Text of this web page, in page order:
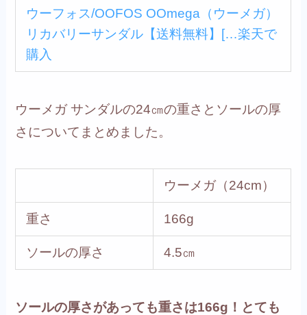
ウーフォス/OOFOS OOmega（ウーメガ）
リカバリーサンダル【送料無料】[…楽天で
購入
ウーメガ サンダルの24㎝の重さとソールの厚
さについてまとめました。
ウーメガ（24cm）
重さ 166g
ソールの厚さ 4.5㎝
ソールの厚さがあっても重さは166g！とても